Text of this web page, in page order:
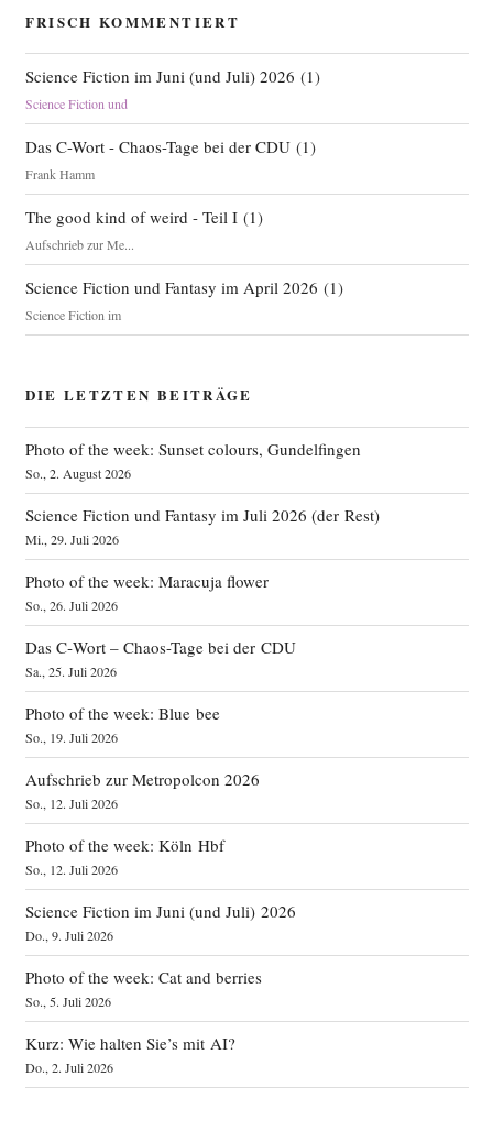
FRISCH KOMMENTIERT
Science Fiction im Juni (und Juli) 2026 (1)
Science Fiction und
Das C-Wort - Chaos-Tage bei der CDU(1)
Frank Hamm
The good kind of weird - Teil I(1)
Aufschrieb zur Me...
Science Fiction und Fantasy im April 2026 (1)
Science Fiction im
DIE LETZTEN BEITRÄGE
Photo of the week: Sunset colours, Gundelfingen
So., 2. August 2026
Science Fiction und Fantasy im Juli 2026 (der Rest)
Mi., 29. Juli 2026
Photo of the week: Maracuja flower
So., 26. Juli 2026
Das C‑Wort – Chaos-Tage bei der CDU
Sa., 25. Juli 2026
Photo of the week: Blue bee
So., 19. Juli 2026
Aufschrieb zur Metropolcon 2026
So., 12. Juli 2026
Photo of the week: Köln Hbf
So., 12. Juli 2026
Science Fiction im Juni (und Juli) 2026
Do., 9. Juli 2026
Photo of the week: Cat and berries
So., 5. Juli 2026
Kurz: Wie halten Sie’s mit AI?
Do., 2. Juli 2026